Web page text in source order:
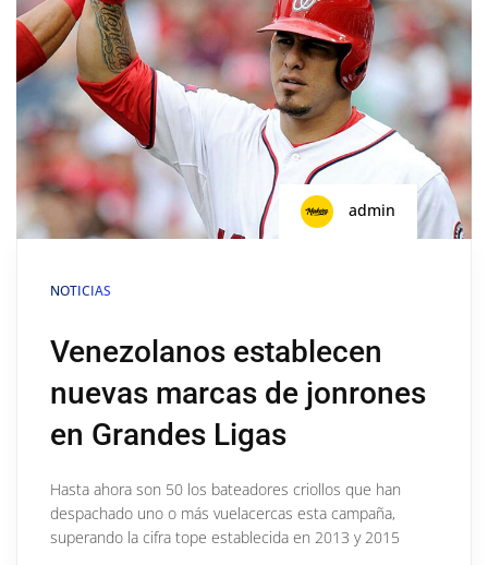
admin
NOTICIAS
Venezolanos establecen
nuevas marcas de jonrones
en Grandes Ligas
Hasta ahora son 50 los bateadores criollos que han
despachado uno o más vuelacercas esta campaña,
superando la cifra tope establecida en 2013 y 2015